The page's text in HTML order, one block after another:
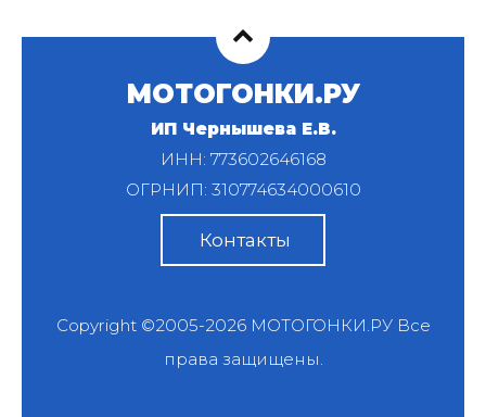
МОТОГОНКИ.РУ
ИП Чернышева Е.В.
ИНН: 773602646168
ОГРНИП: 310774634000610
Контакты
Copyright ©2005-2026 МОТОГОНКИ.РУВсе
права защищены.